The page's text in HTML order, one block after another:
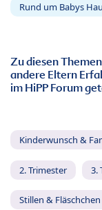
Rund um Babys
Zu diesen
andere Eltern
im HiPP Forum
Kinderwunsch &
2. Trimester 3.
Stillen & Fläschchen